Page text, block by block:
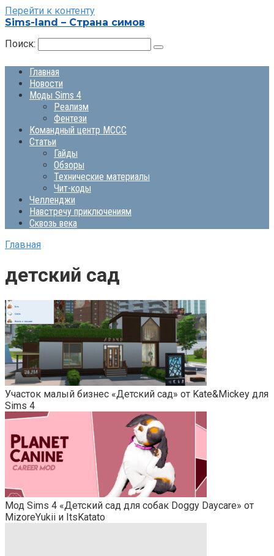
Перейти к контенту
Sims-land – Страна симов
Поиск:
Главная
Новости
Моды Sims 4
Реализм
Фентези
Командный центр MCCC
Статьи
Гайды
Обзоры
Технические материалы
Чит-коды
Челленджи
Навстречу приключениям
Сквозь века
Главная
детский сад
Участок малый бизнес «Детский сад» от Kate&Mickey для
Sims 4
Мод Sims 4 «Детский сад для собак Doggy Daycare» от
MizoreYukii и ItsKatato